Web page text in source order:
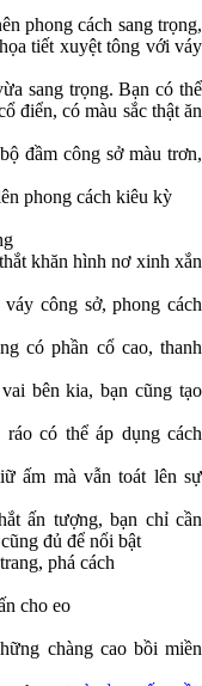
phong cách sang trọng,
tiết xuyệt tông với váy
sang trọng. Bạn có thể
điển, có màu sắc thật ăn
đầm công sở màu trơn,
phong cách kiêu kỳ
khăn hình nơ xinh xắn
công sở, phong cách
có phần cổ cao, thanh
bên kia, bạn cũng tạo
có thể áp dụng cách
ấm mà vẫn toát lên sự
ấn tượng, bạn chỉ cần
đủ để nổi bật
phá cách
cho eo
chàng cao bồi miền